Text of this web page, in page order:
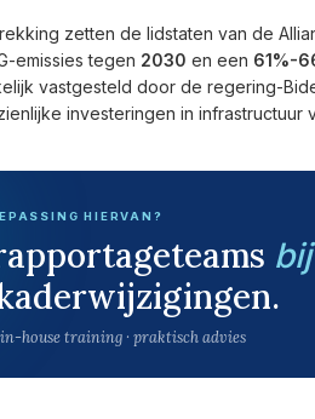
zetten de lidstaten van de
emissies tegen 2030 en een 61%-
vastgesteld door de regering-
investeringen in infrastructuur
HIERVAN?
house training · praktisch advies